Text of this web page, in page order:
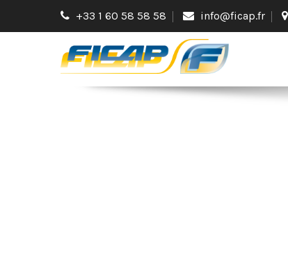
+33 1 60 58 58 58 info@ficap.fr